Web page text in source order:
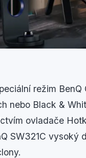
režim
nebo Black &
ovladače
SW321C vysoký